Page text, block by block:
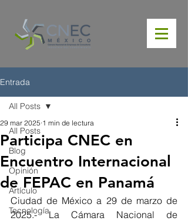
Entrada
All Posts
Blog
Opinión
Artículo
Tecnología
All Posts
Participa CNEC en
Encuentro Internacional
de FEPAC en Panamá
29 mar 2025 1 min de lectura
Ciudad de México a 29 de marzo de
2025.- La Cámara Nacional de